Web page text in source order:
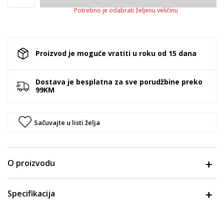
Potrebno je odabrati željenu veličinu
Proizvod je moguće vratiti u roku od 15 dana
Dostava je besplatna za sve porudžbine preko
99KM
Sačuvajte u listi želja
O proizvodu
Specifikacija